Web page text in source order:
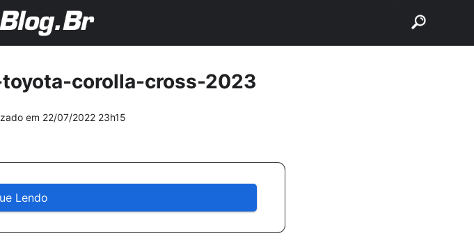
corolla-cross-2023
em 22/07/2022 23h15
Lendo